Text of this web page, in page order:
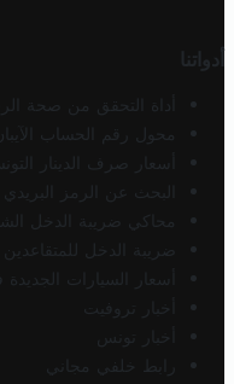
أدواتنا
أداة التحقق من صحة
محول رقم الحساب
أسعار صرف الدينار
البحث عن الرمز
محاكي ضريبة الدخل
ضريبة الدخل
أسعار السيارات
أخبار تروفيت
أخبار تونس
رابط خلفي مجاني